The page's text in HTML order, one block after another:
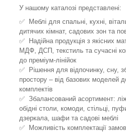
У нашому каталозі представлені:
✅ Меблі для спальні, кухні,
дитячих кімнат, садових зон та
✅ Надійна продукція з якісних
МДФ, ДСП, текстиль та сучасні
до преміум-лінійок
✅ Рішення для відпочинку, сну,
простору – від базових моделей
комплектів
✅ Збалансований асортимент:
обідні столи, комоди, стільці,
дзеркала, шафи та садові меблі
✅ Можливість комплектації